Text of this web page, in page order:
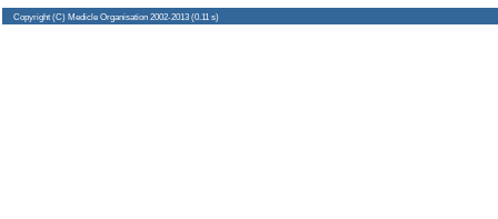
Copyright (C) Medicle Organisation 2002-2013 (0.11 s)